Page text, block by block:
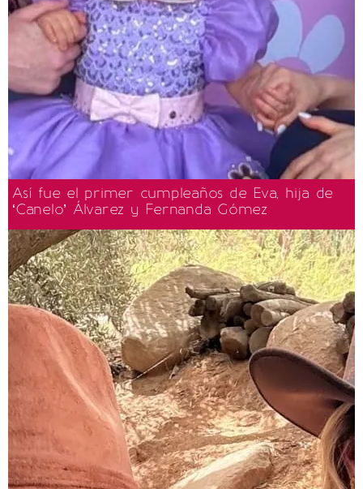
Así fue el primer cumpleaños de Eva, hija de
‘Canelo’ Álvarez y Fernanda Gómez